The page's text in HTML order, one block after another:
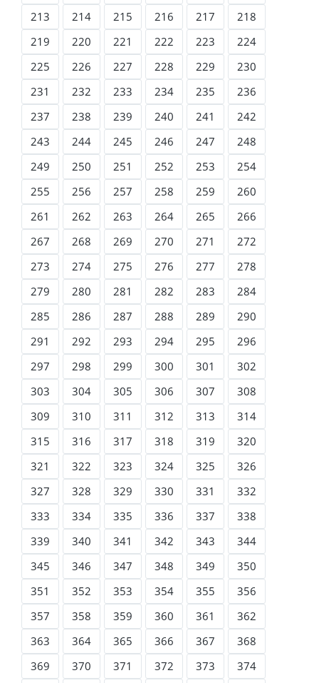
213
214 215 216 217
218
219
220 221 222 223
224
225
226 227 228 229
230
231
232 233 234 235
236
237
238 239 240 241
242
243
244 245 246 247
248
249
250 251 252 253
254
255
256 257 258 259
260
261
262 263 264 265
266
267
268 269 270 271
272
273
274 275 276 277
278
279
280 281 282 283
284
285
286 287 288 289
290
291
292 293 294 295
296
297
298 299 300 301
302
303
304 305 306 307
308
309
310 311 312 313
314
315
316 317 318 319
320
321
322 323 324 325
326
327
328 329 330 331
332
333
334 335 336 337
338
339
340 341 342 343
344
345
346 347 348 349
350
351
352 353 354 355
356
357
358 359 360 361
362
363
364 365 366 367
368
369
370 371 372 373 374